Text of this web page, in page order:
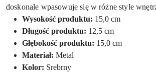
doskonale wpasowuje się w różne style
Wysokość produktu: 15,0 cm
Długość produktu: 12,5 cm
Głębokość produktu: 15,0 cm
Materiał: Metal
Kolor: Srebrny